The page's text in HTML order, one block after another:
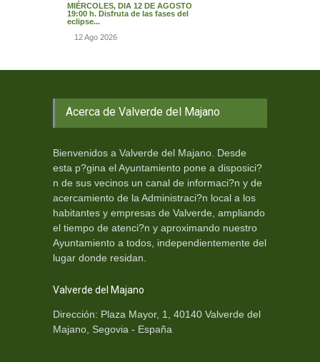
MIÉRCOLES, DIA 12 DE AGOSTO
19:00 h. Disfruta de las fases del
eclipse...
12 Ago 2026
Acerca de Valverde del Majano
Bienvenidos a Valverde del Majano. Desde
esta p?gina el Ayuntamiento pone a disposici?
n de sus vecinos un canal de informaci?n y de
acercamiento de la Administraci?n local a los
habitantes y empresas de Valverde, ampliando
el tiempo de atenci?n y aproximando nuestro
Ayuntamiento a todos, independientemente del
lugar donde residan.
Valverde del Majano
Dirección: Plaza Mayor, 1, 40140 Valverde del
Majano, Segovia - España